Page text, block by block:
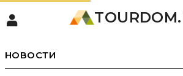
НОВОСТИ